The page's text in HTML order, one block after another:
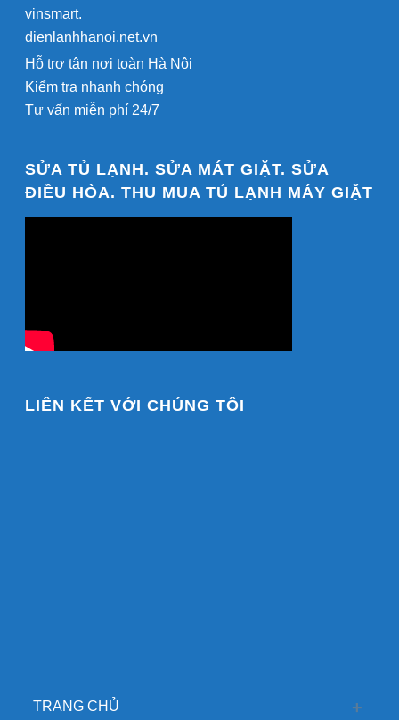
vinsmart.
dienlanhhanoi.net.vn
Hỗ trợ tận nơi toàn Hà Nội
Kiểm tra nhanh chóng
Tư vấn miễn phí 24/7
SỬA TỦ LẠNH. SỬA MÁT GIẶT. SỬA
ĐIỀU HÒA. THU MUA TỦ LẠNH MÁY GIẶT
LIÊN KẾT VỚI CHÚNG TÔI
TRANG CHỦ